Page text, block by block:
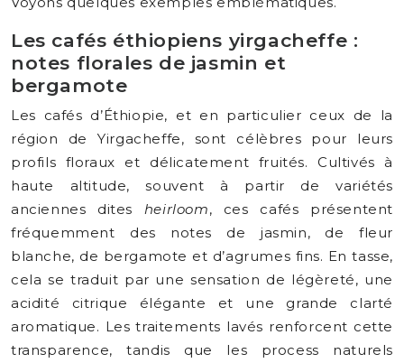
Les cafés éthiopiens yirgacheffe :
notes florales de jasmin et
bergamote
Les cafés d’Éthiopie, et en particulier ceux de la
région de Yirgacheffe, sont célèbres pour leurs
profils floraux et délicatement fruités. Cultivés à
haute altitude, souvent à partir de variétés
anciennes dites heirloom, ces cafés présentent
fréquemment des notes de jasmin, de fleur
blanche, de bergamote et d’agrumes fins. En tasse,
cela se traduit par une sensation de légèreté, une
acidité citrique élégante et une grande clarté
aromatique. Les traitements lavés renforcent cette
transparence, tandis que les process naturels